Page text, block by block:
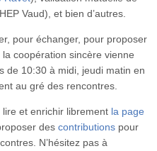
Vaud), et bien d’autres.
pour échanger, pour proposer
coopération sincère vienne
de 10:30 à midi, jeudi matin en
au gré des rencontres.
lire et enrichir librement la page
des contributionspour
N’hésitez pas à